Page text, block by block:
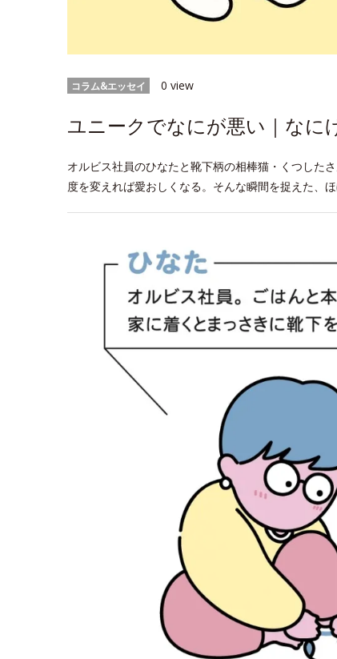
コラム&エッセイ 0 view
ユニークでなにが悪い｜なに
オルビス社員のひなたと靴下柄の相棒猫・くつした
度を変えれば愛おしくなる。そんな瞬間を捉えた、